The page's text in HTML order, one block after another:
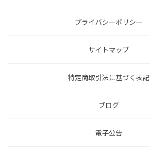
プライバシーポリシー
サイトマップ
特定商取引法に基づく表記
ブログ
電子公告